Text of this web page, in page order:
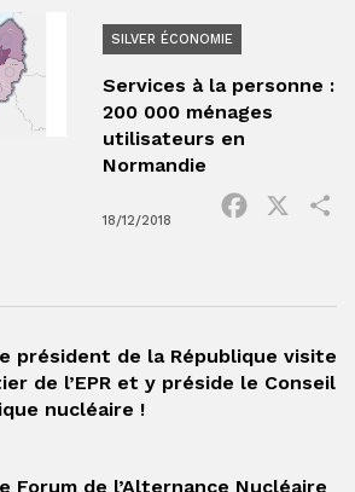
SILVER ÉCONOMIE
Services à la personne :
200 000 ménages
utilisateurs en
Normandie
18/12/2018
Facebook
président de la République visite
de l’EPR et y préside le Conseil
nucléaire !
Forum de l’Alternance Nucléaire